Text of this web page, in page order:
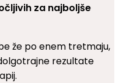
za najboljše
že po enem tretmaju,
rezultate